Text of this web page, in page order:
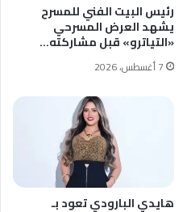
رئيس البيت الفني للمسرح
يشهد العرض المسرحي
«التياترو» قبل مشاركته…
7 أغسطس، 2026
هايدي البارودي تعود بـ